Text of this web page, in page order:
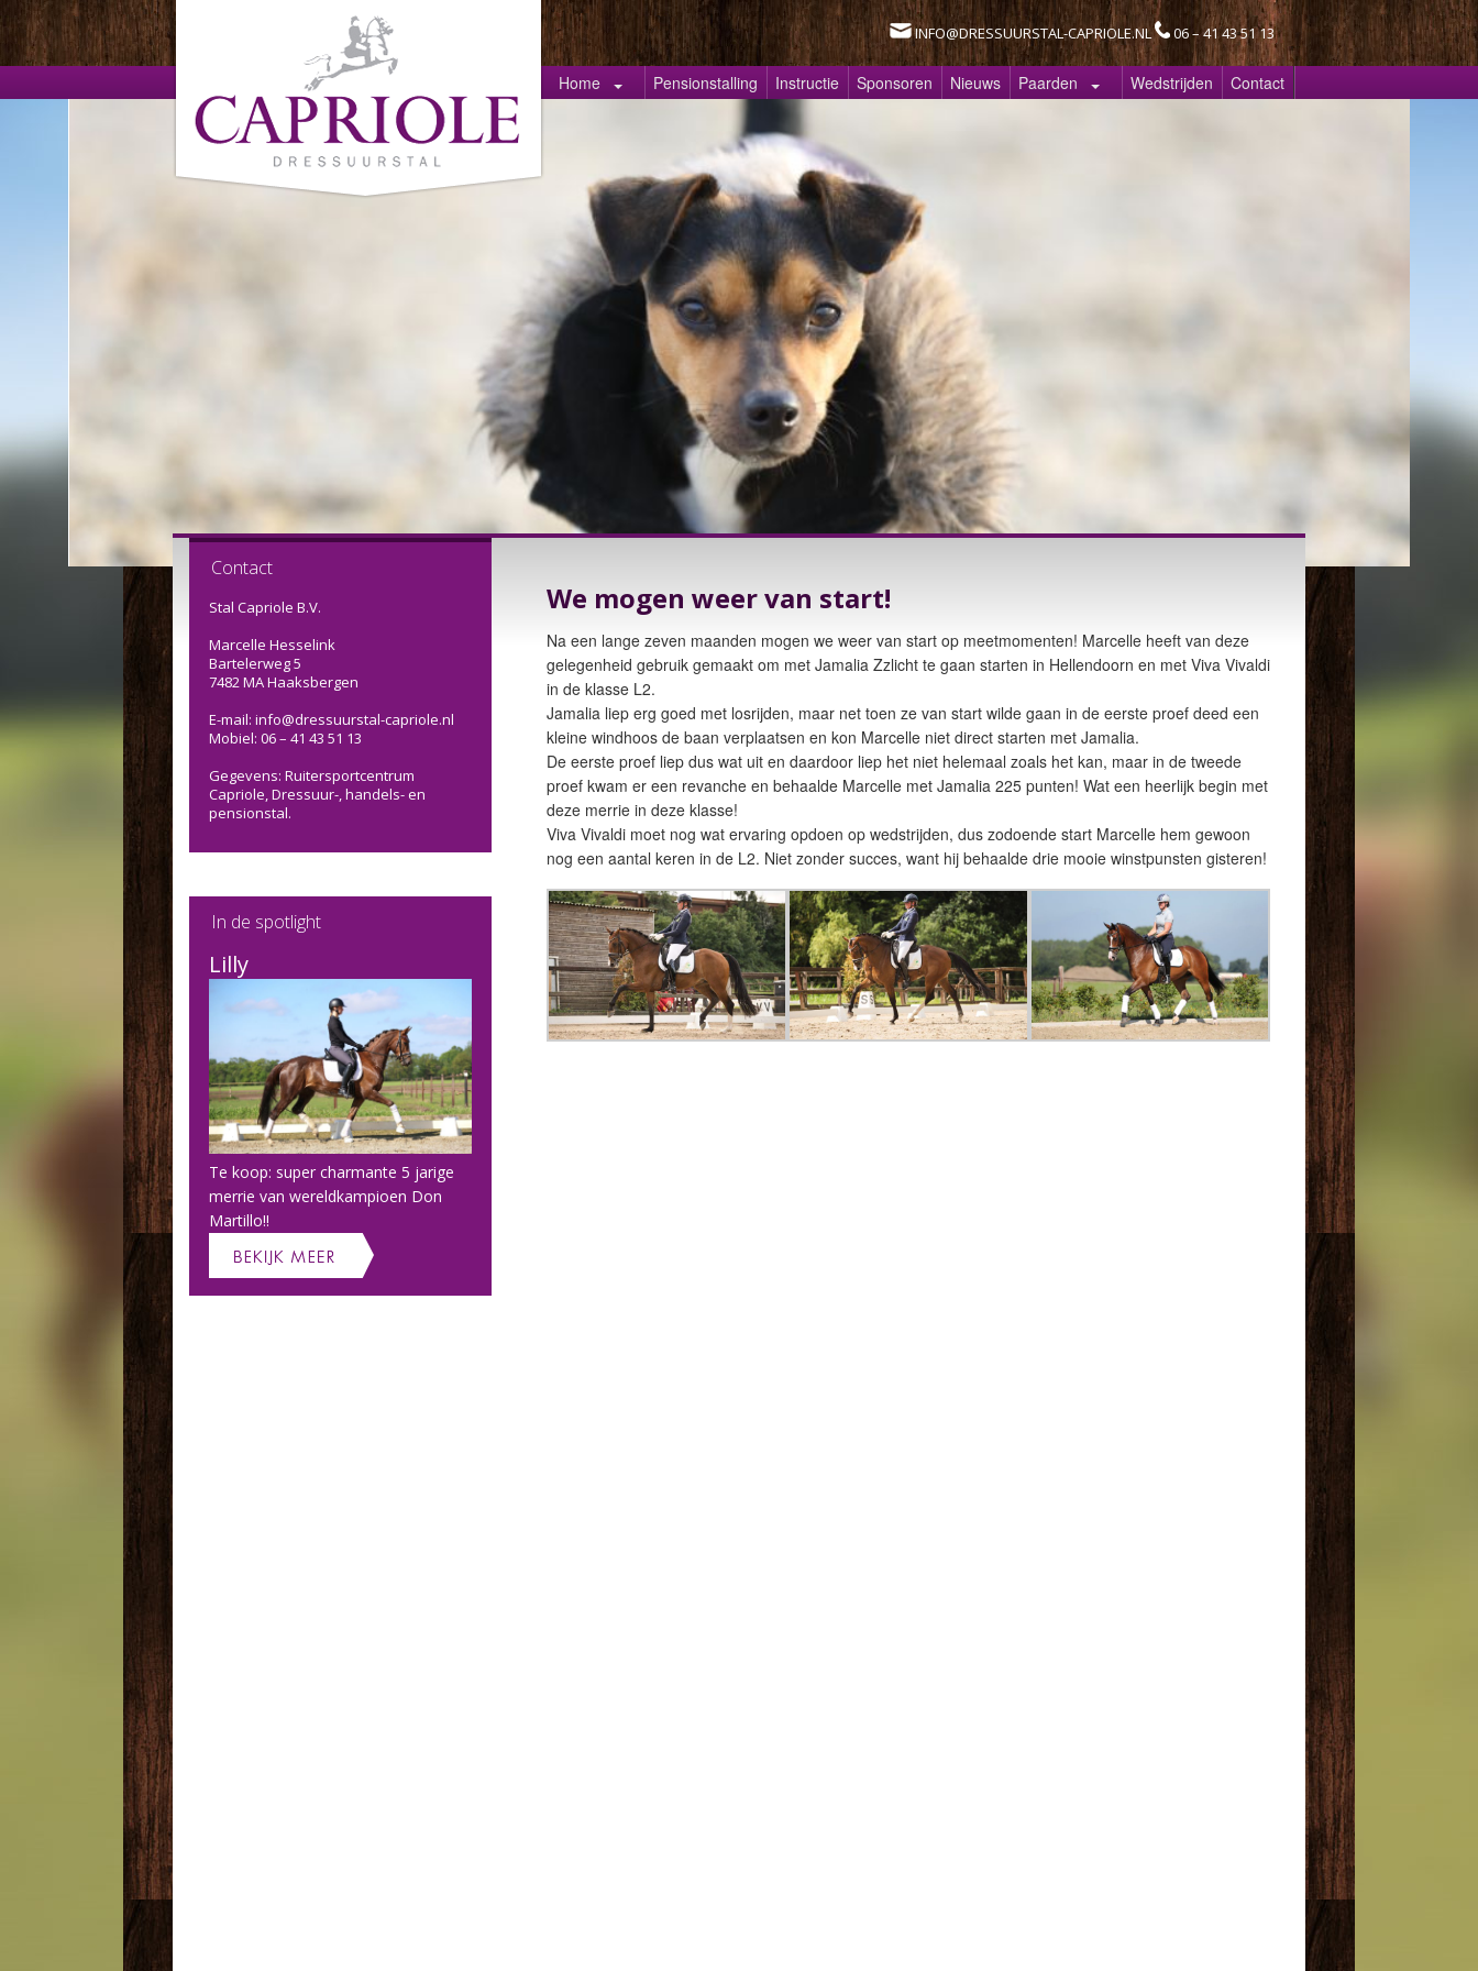
INFO@DRESSUURSTAL-CAPRIOLE.NL 06 – 41 43 51 13
Home Pensionstalling Instructie Sponsoren Nieuws Paarden Wedstrijden Contact
Contact
Stal Capriole B.V.
Marcelle Hesselink
Bartelerweg 5
7482 MA Haaksbergen
E-mail: info@dressuurstal-capriole.nl
Mobiel: 06 – 41 43 51 13
Gegevens: Ruitersportcentrum
Capriole, Dressuur-, handels- en
pensionstal.
In de spotlight
Lilly
Te koop: super charmante 5 jarige
merrie van wereldkampioen Don
Martillo!!
We mogen weer van start!
Na een lange zeven maanden mogen we weer van start op meetmomenten! Marcelle heeft van deze
gelegenheid gebruik gemaakt om met Jamalia Zzlicht te gaan starten in Hellendoorn en met Viva Vivaldi
in de klasse L2.
Jamalia liep erg goed met losrijden, maar net toen ze van start wilde gaan in de eerste proef deed een
kleine windhoos de baan verplaatsen en kon Marcelle niet direct starten met Jamalia.
De eerste proef liep dus wat uit en daardoor liep het niet helemaal zoals het kan, maar in de tweede
proef kwam er een revanche en behaalde Marcelle met Jamalia 225 punten! Wat een heerlijk begin met
deze merrie in deze klasse!
Viva Vivaldi moet nog wat ervaring opdoen op wedstrijden, dus zodoende start Marcelle hem gewoon
nog een aantal keren in de L2. Niet zonder succes, want hij behaalde drie mooie winstpunsten gisteren!